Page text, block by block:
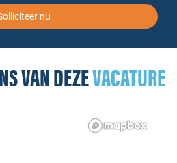
nu
VAN DEZEVACATURE